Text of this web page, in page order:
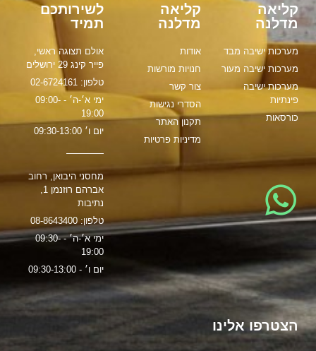
קליאה
מדלנה
מערכות ישיבה מבד
מערכות ישיבה מעור
מערכות ישיבה
פינתיות
כורסאות
קליאה
מדלנה
אודות
חנויות מורשות
צור קשר
הסדרי נגישות
תקנון האתר
מדיניות פרטיות
לשירותכם
תמיד
אולם תצוגה ראשי,
פייר קינג 29 ירושלים
טלפון: 02-6724161
ימי א׳-ה׳ - 09:00-
19:00
יום ו׳ 09:30-13:00
מחסני היבואן, רחוב
נתיבות
טלפון: 08-8643400
ימי א׳-ה׳ - 09:30-
19:00
יום ו׳ - 09:30-13:00
הצטרפו אלינו